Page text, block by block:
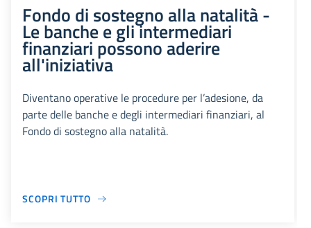
Fondo di sostegno alla natalità -
Le banche e gli intermediari
finanziari possono aderire
all'iniziativa
Diventano operative le procedure per l’adesione, da
parte delle banche e degli intermediari finanziari, al
Fondo di sostegno alla natalità.
SCOPRI TUTTO